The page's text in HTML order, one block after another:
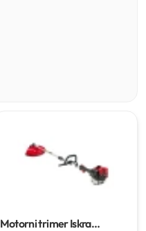
Motorni trimer Iskra